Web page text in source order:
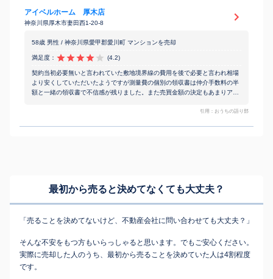
アイベルホーム 厚木店
神奈川県厚木市妻田西1-20-8
58歳 男性 / 神奈川県愛甲郡愛川町 マンションを売却
満足度： (4.2)
契約当初必要無いと言われていた敷地境界線の費用を後で必要と言われ相場
より安くしていただいたようですが測量費の個別の領収書は仲介手数料の半
額と一緒の領収書で不信感が残りました。また売買金額の決定もあまりアド
引用：おうちの語り部
最初から売ると決めてなくても大丈夫？
「売ることを決めてないけど、不動産会社に問い合わせても大丈夫？」
そんな不安をもつ方もいらっしゃると思います。でもご安心ください。
実際に売却した人のうち、最初から売ることを決めていた人は4割程度
です。